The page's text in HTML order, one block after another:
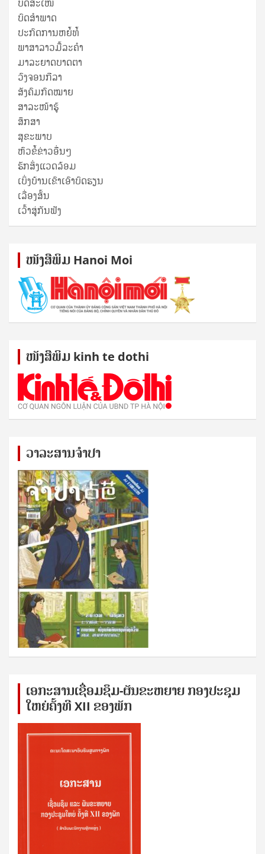
ບົດສະເໜີ
ບົດສໍາພາດ
ປະກົດການຫຍໍ້ທໍ້
ພາສາລາວມື້ລະຄຳ
ມາລະຍາດບາດຕາ
ວົງຈອນກີລາ
ສັງຄົມກົດໝາຍ
ສາລະໜ້າຮູ້
ສຶກສາ
ສຸ​ຂະ​ພາບ
ຫົວຂໍ້ຂ່າວອື່ນໆ
ຮັກສິ່ງແວດລ້ອມ
ເບິ່ງບ້ານເຂົາເອົາບົດຮຽນ
ເລື່ອງສັ້ນ
ເວົ້າສູ່ກັນຟັງ
ໜັງ​ສື​ພິມ Hanoi Moi
ໜັງ​ສື​ພິມ kinh te dothi
ວາລະສານຈຳປາ
ເອກ​ະ​ສານ​ເຊ​ື່ອມ​ຊ​ຶມ-ຜັນ​ຂະ​ຫ​ຍາຍ ກອງ​ປະ​ຊຸມ​
ໃຫຍ່​ຄັ້ງ​ທີ XII ຂອງ​ພັກ